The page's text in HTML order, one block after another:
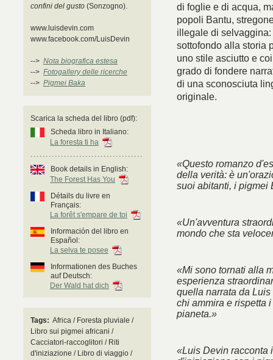
confini del gusto (Sonzogno).
www.luisdevin.com
www.facebook.com/LuisDevin
--> Nota biografica estesa
--> Fotogallery delle ricerche
--> Pigmei Baka
Scarica la scheda del libro (pdf):
Scheda libro in Italiano:
La foresta ti ha
Book details in English:
The Forest Has You
Détails du livre en
Français:
La forêt s'empare de toi
Información del libro en
Español:
La selva te posee
Informationen des Buches
auf Deutsch:
Der Wald hat dich
Tags: Africa / Foresta pluviale /
Libro sui pigmei africani /
Cacciatori-raccoglitori / Riti
d'iniziazione / Libro di viaggio /
di foglie e di acqua,
popoli Bantu,
illegale di
sottofondo alla storia
uno stile asciutto e
grado di fondere
di una sconosciuta
originale.
«Questo romanzo
della verità: è
suoi abitanti, i pigmei
«Un'avventura
mondo che sta
«Mi sono tornati alla
esperienza
quella narrata da
chi ammira e rispetta
pianeta.»
«Luis Devin racconta